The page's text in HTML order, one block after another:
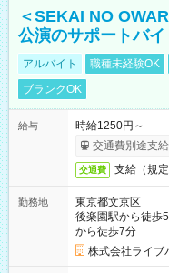
＜SEKAI NO
公演のサポートバイ
アルバイト 職種未経験OK
ブランクOK
給与
時給1250円～
交通費別途支
交通費 支給（規定
勤務地
東京都文京区
後楽園駅から徒歩
から徒歩7分
株式会社ライブ